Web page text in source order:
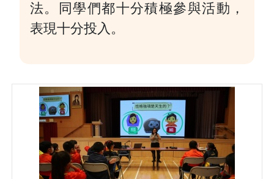
法。同學們都十分積極參與活動，
表現十分投入。